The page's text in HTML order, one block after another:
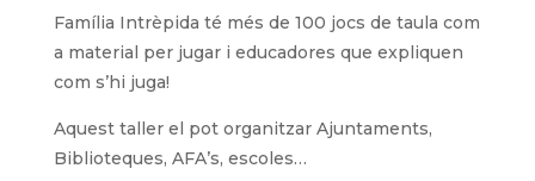
Família Intrèpida té més de 100 jocs de taula com
a material per jugar i educadores que expliquen
com s’hi juga!
Aquest taller el pot organitzar Ajuntaments,
Biblioteques, AFA’s, escoles…